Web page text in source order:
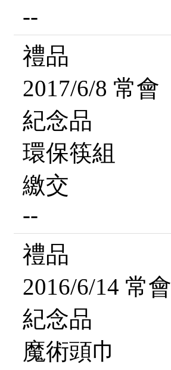
--
禮品
2017/6/8 常會
紀念品
環保筷組
繳交
--
禮品
2016/6/14 常會
紀念品
魔術頭巾